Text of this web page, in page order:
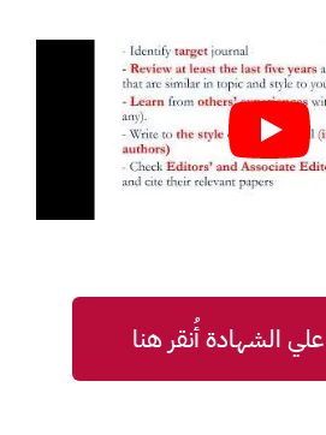
الشهادة أُنقر هنا